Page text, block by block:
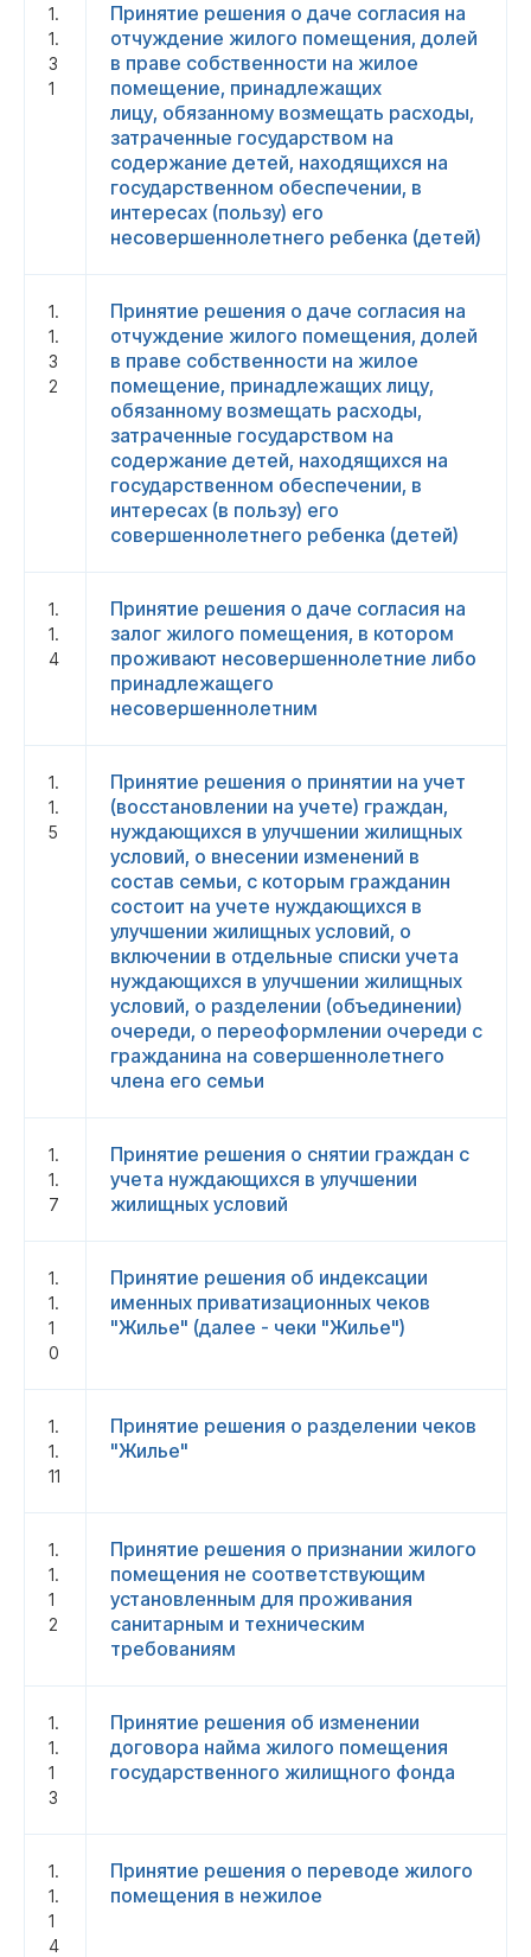
1.
1.
3
1
Принятие решения о даче согласия на
отчуждение жилого помещения, долей
в праве собственности на жилое
помещение, принадлежащих
лицу, обязанному возмещать расходы,
затраченные государством на
содержание детей, находящихся на
государственном обеспечении, в
интересах (пользу) его
несовершеннолетнего ребенка (детей)
1.
1.
3
2
Принятие решения о даче согласия на
отчуждение жилого помещения, долей
в праве собственности на жилое
помещение, принадлежащих лицу,
обязанному возмещать расходы,
затраченные государством на
содержание детей, находящихся на
государственном обеспечении, в
интересах (в пользу) его
совершеннолетнего ребенка (детей)
1.
1.
4
Принятие решения о даче согласия на
залог жилого помещения, в котором
проживают несовершеннолетние либо
принадлежащего
несовершеннолетним
1.
1.
5
Принятие решения о принятии на учет
(восстановлении на учете) граждан,
нуждающихся в улучшении жилищных
условий, о внесении изменений в
состав семьи, с которым гражданин
состоит на учете нуждающихся в
улучшении жилищных условий, о
включении в отдельные списки учета
нуждающихся в улучшении жилищных
условий, о разделении (объединении)
очереди, о переоформлении очереди с
гражданина на совершеннолетнего
члена его семьи
1.
1.
7
Принятие решения о снятии граждан с
учета нуждающихся в улучшении
жилищных условий
1.
1.
1
0
Принятие решения об индексации
именных приватизационных чеков
"Жилье" (далее - чеки "Жилье")
1.
1.
11
Принятие решения о разделении чеков
"Жилье"
1.
1.
1
2
Принятие решения о признании жилого
помещения не соответствующим
установленным для проживания
санитарным и техническим
требованиям
1.
1.
1
3
Принятие решения об изменении
договора найма жилого помещения
государственного жилищного фонда
1.
1.
1
4
Принятие решения о переводе жилого
помещения в нежилое